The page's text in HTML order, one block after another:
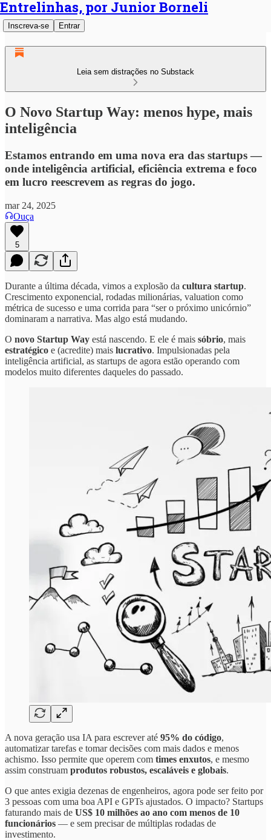
Entrelinhas, por Junior Borneli
Inscreva-se Entrar
Leia sem distrações no Substack
O Novo Startup Way: menos hype, mais
inteligência
Estamos entrando em uma nova era das startups —
onde inteligência artificial, eficiência extrema e foco
em lucro reescrevem as regras do jogo.
mar 24, 2025
Ouça
5
Durante a última década, vimos a explosão da cultura startup.
Crescimento exponencial, rodadas milionárias, valuation como
métrica de sucesso e uma corrida para “ser o próximo unicórnio”
dominaram a narrativa. Mas algo está mudando.
O novo Startup Way está nascendo. E ele é mais sóbrio, mais
estratégico e (acredite) mais lucrativo. Impulsionadas pela
inteligência artificial, as startups de agora estão operando com
modelos muito diferentes daqueles do passado.
A nova geração usa IA para escrever até 95% do código,
automatizar tarefas e tomar decisões com mais dados e menos
achismo. Isso permite que operem com times enxutos, e mesmo
assim construam produtos robustos, escaláveis e globais.
O que antes exigia dezenas de engenheiros, agora pode ser feito por
3 pessoas com uma boa API e GPTs ajustados. O impacto? Startups
faturando mais de US$ 10 milhões ao ano com menos de 10
funcionários — e sem precisar de múltiplas rodadas de
investimento.